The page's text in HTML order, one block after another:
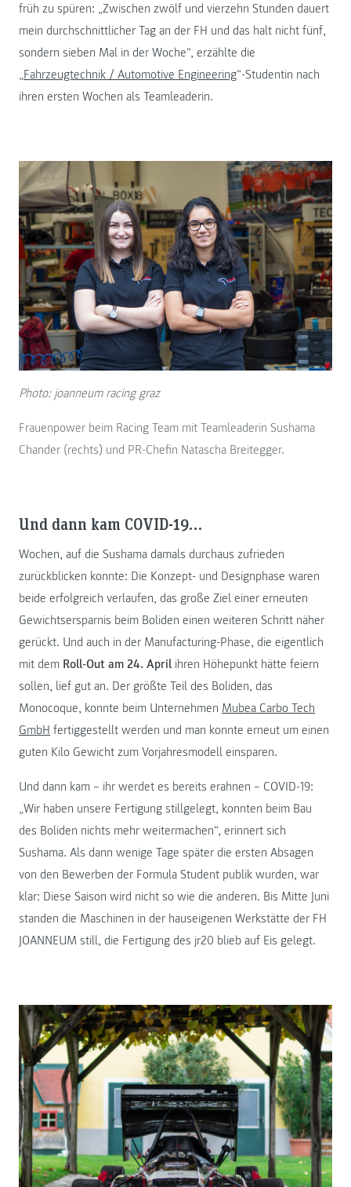
früh zu spüren: „Zwischen zwölf und vierzehn Stunden dauert
mein durchschnittlicher Tag an der FH und das halt nicht fünf,
sondern sieben Mal in der Woche“, erzählte die
„Fahrzeugtechnik / Automotive Engineering“-Studentin nach
ihren ersten Wochen als Teamleaderin.
Photo: joanneum racing graz
Frauenpower beim Racing Team mit Teamleaderin Sushama
Chander (rechts) und PR-Chefin Natascha Breitegger.
Und dann kam COVID-19…
Wochen, auf die Sushama damals durchaus zufrieden
zurückblicken konnte: Die Konzept- und Designphase waren
beide erfolgreich verlaufen, das große Ziel einer erneuten
Gewichtsersparnis beim Boliden einen weiteren Schritt näher
gerückt. Und auch in der Manufacturing-Phase, die eigentlich
mit dem Roll-Out am 24. April ihren Höhepunkt hätte feiern
sollen, lief gut an. Der größte Teil des Boliden, das
Monocoque, konnte beim Unternehmen Mubea Carbo Tech
GmbH fertiggestellt werden und man konnte erneut um einen
guten Kilo Gewicht zum Vorjahresmodell einsparen.
Und dann kam – ihr werdet es bereits erahnen – COVID-19:
„Wir haben unsere Fertigung stillgelegt, konnten beim Bau
des Boliden nichts mehr weitermachen“, erinnert sich
Sushama. Als dann wenige Tage später die ersten Absagen
von den Bewerben der Formula Student publik wurden, war
klar: Diese Saison wird nicht so wie die anderen. Bis Mitte Juni
standen die Maschinen in der hauseigenen Werkstätte der FH
JOANNEUM still, die Fertigung des jr20 blieb auf Eis gelegt.